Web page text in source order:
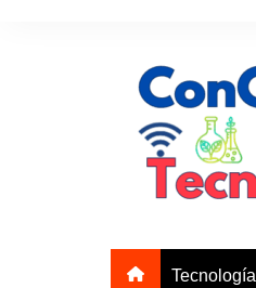
Tecnología